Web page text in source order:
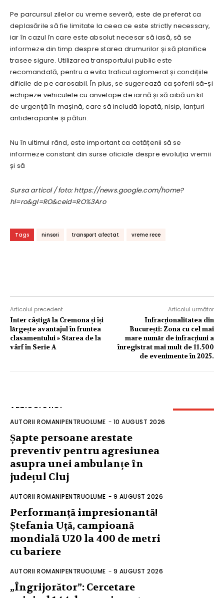
Pe parcursul zilelor cu vreme severă, este de preferat ca
deplasările să fie limitate la ceea ce este strictly necessary,
iar în cazul în care este absolut necesar să iasă, să se
informeze din timp despre starea drumurilor și să planifice
trasee sigure. Utilizarea transportului public este
recomandată, pentru a evita traficul aglomerat și condițiile
dificile de pe carosabil. În plus, se sugerează ca șoferii să-și
echipeze vehiculele cu anvelope de iarnă și să aibă un kit
de urgență în mașină, care să includă lopată, nisip, lanțuri
antiderapante și pături.
Nu în ultimul rând, este important ca cetățenii să se
informeze constant din surse oficiale despre evoluția vremii
și să
Sursa articol / foto: https://news.google.com/home?
hl=ro&gl=RO&ceid=RO%3Aro
Tags ninsori transport afectat vreme rece
Articolul precedent
Inter câștigă la Cremona și își
lărgește avantajul în fruntea
clasamentului » Starea de la
vârf în Serie A
Articolul următor
Infracționalitatea din
București: Zona cu cel mai
mare număr de infracțiuni a
înregistrat mai mult de 11.500
de evenimente în 2025.
ARTICOLE NOI
AUTORII ROMANIPENTRUOLUME - 10 AUGUST 2026
Șapte persoane arestate
preventiv pentru agresiunea
asupra unei ambulanțe în
județul Cluj
AUTORII ROMANIPENTRUOLUME - 9 AUGUST 2026
Performanță impresionantă!
Ștefania Uță, campioană
mondială U20 la 400 de metri
cu bariere
AUTORII ROMANIPENTRUOLUME - 9 AUGUST 2026
„Îngrijorător”: Cercetare